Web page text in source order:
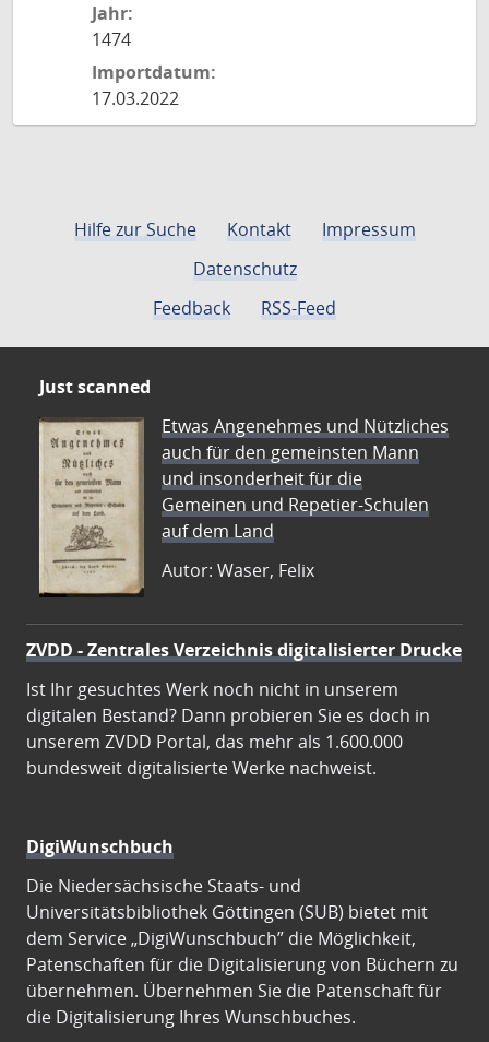
Jahr:
1474
Importdatum:
17.03.2022
Hilfe zur Suche Kontakt
Impressum
Datenschutz
Feedback
RSS-Feed
Just scanned
Etwas Angenehmes und Nützliches
auch für den gemeinsten Mann
und insonderheit für die
Gemeinen und Repetier-Schulen
auf dem Land
Autor: Waser, Felix
ZVDD - Zentrales Verzeichnis digitalisierter Drucke
Ist Ihr gesuchtes Werk noch nicht in unserem
digitalen Bestand? Dann probieren Sie es doch in
unserem ZVDD Portal, das mehr als 1.600.000
bundesweit digitalisierte Werke nachweist.
DigiWunschbuch
Die Niedersächsische Staats- und
Universitätsbibliothek Göttingen (SUB) bietet mit
dem Service „DigiWunschbuch” die Möglichkeit,
Patenschaften für die Digitalisierung von Büchern zu
übernehmen. Übernehmen Sie die Patenschaft für
die Digitalisierung Ihres Wunschbuches.